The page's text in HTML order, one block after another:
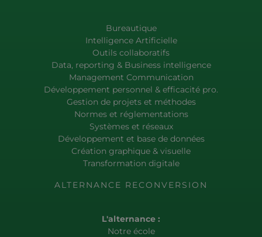
Bureautique
Intelligence Artificielle
Outils collaboratifs
Data, reporting & Business intelligence
Management Communication
Développement personnel & efficacité pro.
Gestion de projets et méthodes
Normes et réglementations
Systèmes et réseaux
Développement et base de données
Création graphique & visuelle
Transformation digitale
ALTERNANCE RECONVERSION
L'alternance :
Notre école